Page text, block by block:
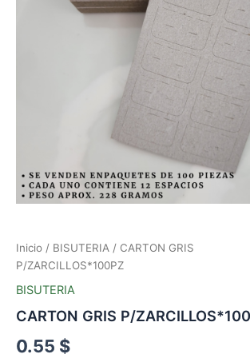
Inicio / BISUTERIA / CARTON GRIS
P/ZARCILLOS*100PZ
BISUTERIA
CARTON GRIS P/
0.55 $